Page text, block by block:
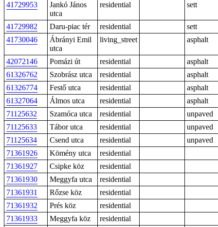
41729953
Jankó János
utca
residential sett
41729982 Daru-piac tér residential
sett
41730046
Ábrányi Emil
utca
living_street asphalt
42072146 Pomázi út residential
asphalt
61326762
Szobrász utca residential
asphalt
61326774
Festő utca residential
asphalt
61327064
Álmos utca residential
asphalt
71125632
Szamóca utca residential
unpaved
71125633
Tábor utca residential
unpaved
71125634
Csend utca residential
unpaved
71361926
Kömény utca
residential
71361927
Csipke köz
residential
71361930
Meggyfa utca
residential
71361931
Rőzse köz
residential
71361932
Prés köz
residential
71361933
Meggyfa köz
residential